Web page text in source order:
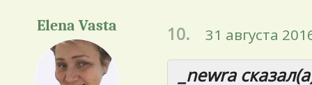
Elena Vasta 10. 31 августа
_newra